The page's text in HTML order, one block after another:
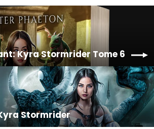
Kyra Stormrider Tome 6
Stormrider